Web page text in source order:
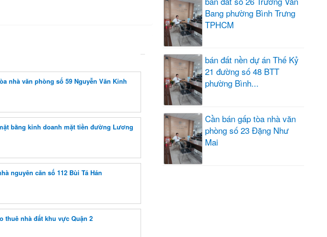
nhà văn phòng số 59 Nguyễn Văn Kỉnh
bằng kinh doanh mặt tiền đường Lương
nguyên căn số 112 Bùi Tá Hán
thuê nhà đất khu vực Quận 2
Bang phường Bình Trưng
TPHCM
bán đất nền dự án Thế Kỷ
21 đường số 48 BTT
phường Bình...
Cần bán gấp tòa nhà văn
phòng số 23 Đặng Như
Mai